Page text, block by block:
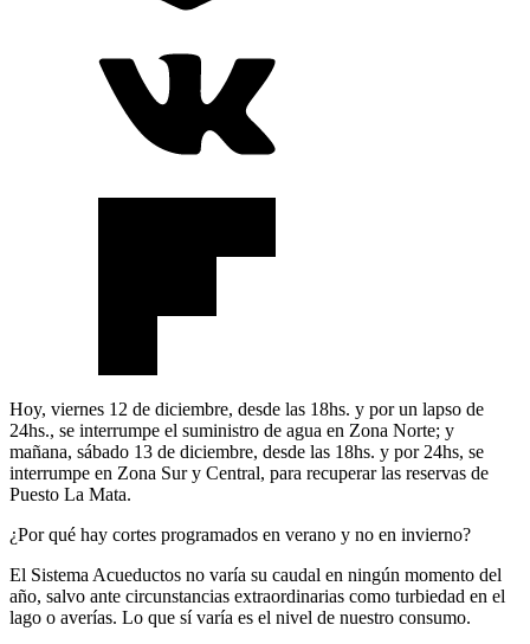
Hoy, viernes 12 de diciembre, desde las 18hs. y por un lapso de
24hs., se interrumpe el suministro de agua en Zona Norte; y
mañana, sábado 13 de diciembre, desde las 18hs. y por 24hs, se
interrumpe en Zona Sur y Central, para recuperar las reservas de
Puesto La Mata.
¿Por qué hay cortes programados en verano y no en invierno?
El Sistema Acueductos no varía su caudal en ningún momento del
año, salvo ante circunstancias extraordinarias como turbiedad en el
lago o averías. Lo que sí varía es el nivel de nuestro consumo.